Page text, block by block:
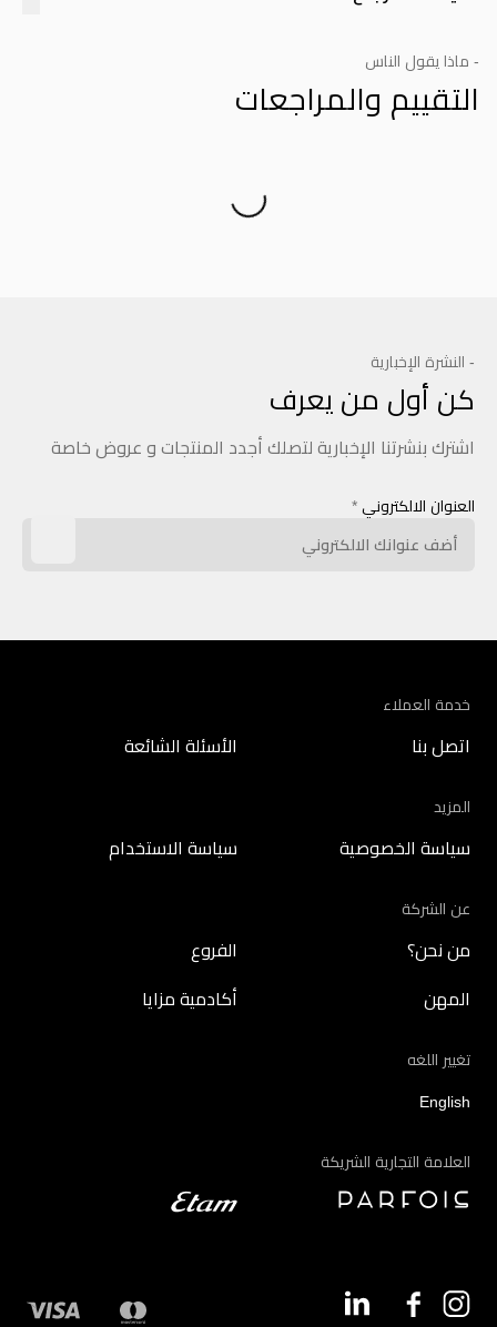
- ماذا يقول الناس
التقييم والمراجعات
- النشرة الإخبارية
كن أول من يعرف
اشترك بنشرتنا الإخبارية لتصلك أجدد المنتجات و عروض خاصة
العنوان الالكتروني *
خدمة العملاء
اتصل بنا الأسئلة الشائعة
المزيد
سياسة الخصوصية سياسة الاستخدام
عن الشركة
من نحن؟ الفروع
المهن أكادمية مزايا
تغيير اللغه
English
العلامة التجارية الشريكة